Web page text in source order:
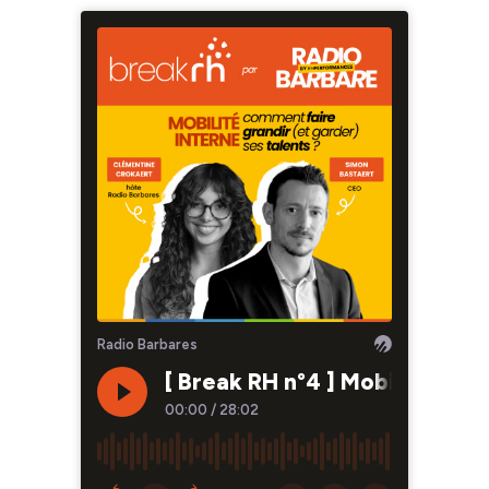
Radio Barbares
[ Break RH n°4 ] Mobilité
00:00 / 28:02